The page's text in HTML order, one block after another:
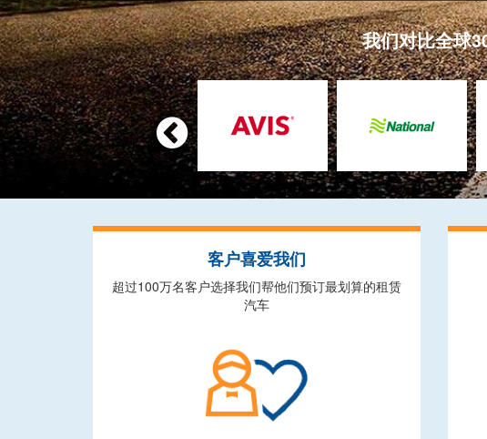
我们对比全球

客户喜爱我们
超过100万名客户选择我们帮他们预订最划算的租赁
汽车